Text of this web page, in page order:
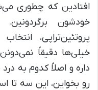
افتادین که چطوری
خودشون
پروتئین‌تراپی،
خیلی‌ها دقیقاً
داره و اصلاً کدوم به
رو بخواین، این سه تا